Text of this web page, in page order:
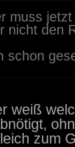
muss
nicht den
schon
weiß
zum